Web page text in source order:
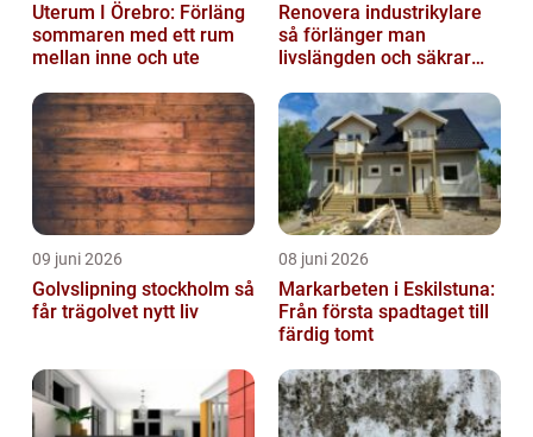
Uterum I Örebro: Förläng
sommaren med ett rum
mellan inne och ute
Renovera industrikylare
så förlänger man
livslängden och säkrar
09 juni 2026
Golvslipning stockholm så
får trägolvet nytt liv
08 juni 2026
Markarbeten i Eskilstuna:
Från första spadtaget till
färdig tomt